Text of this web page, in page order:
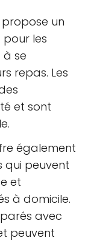
un
les
se
repas. Les
et sont
également
qui peuvent
et
à domicile.
avec
peuvent